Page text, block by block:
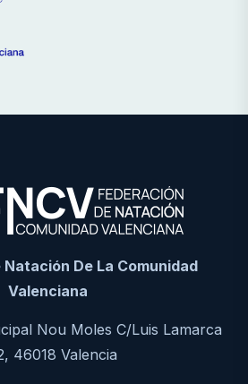
De La Comunidad
Valenciana
Nou Moles C/Luis Lamarca
46018 Valencia